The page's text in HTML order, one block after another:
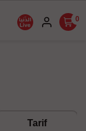
0
Tarif